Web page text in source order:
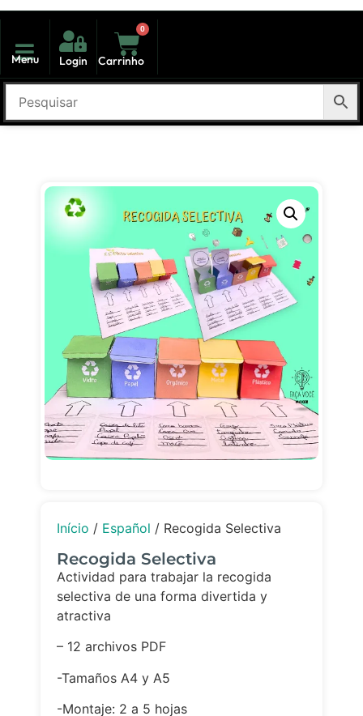
Menu Login
0
Carrinho
Início / Español / Recogida Selectiva
Recogida Selectiva
Actividad para trabajar la recogida
selectiva de una forma divertida y
atractiva
– 12 archivos PDF
-Tamaños A4 y A5
-Montaje: 2 a 5 hojas